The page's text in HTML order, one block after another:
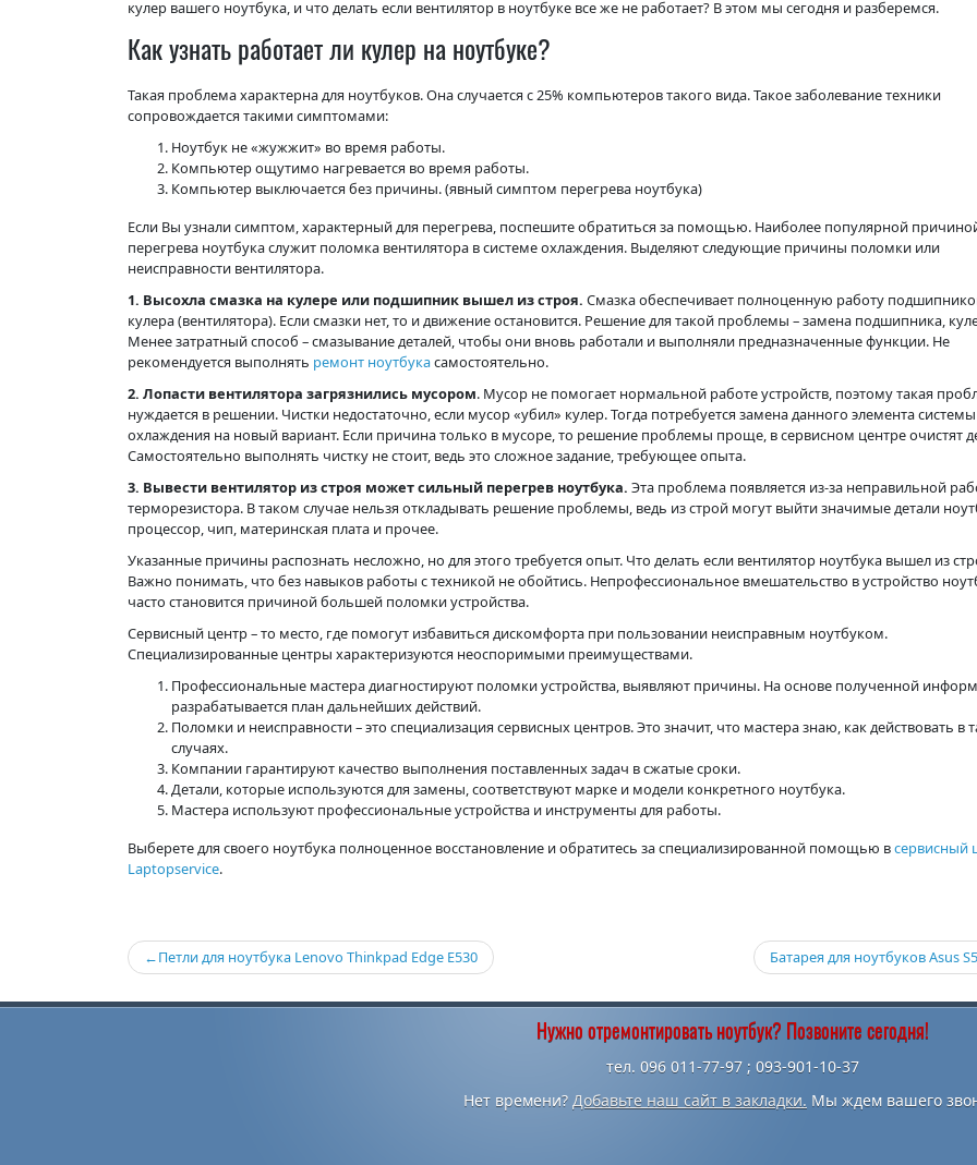
кулер вашего ноутбука, и что делать если вентилятор в ноутбуке все же не работает? В этом мы сегодня и разберемся.
Как узнать работает ли кулер на ноутбуке?
Такая проблема характерна для ноутбуков. Она случается с 25% компьютеров такого вида. Такое заболевание техники
сопровождается такими симптомами:
Ноутбук не «жужжит» во время работы.
Компьютер ощутимо нагревается во время работы.
Компьютер выключается без причины. (явный симптом перегрева ноутбука)
Если Вы узнали симптом, характерный для перегрева, поспешите обратиться за помощью. Наиболее популярной
перегрева ноутбука служит поломка вентилятора в системе охлаждения. Выделяют следующие причины поломки или
неисправности вентилятора.
1. Высохла смазка на кулере или подшипник вышел из строя. Смазка обеспечивает полноценную работу
кулера (вентилятора). Если смазки нет, то и движение остановится. Решение для такой проблемы – замена подшипника,
Менее затратный способ – смазывание деталей, чтобы они вновь работали и выполняли предназначенные функции. Не
рекомендуется выполнять ремонт ноутбукасамостоятельно.
2. Лопасти вентилятора загрязнились мусором. Мусор не помогает нормальной работе устройств, поэтому такая
нуждается в решении. Чистки недостаточно, если мусор «убил» кулер. Тогда потребуется замена данного элемента системы
охлаждения на новый вариант. Если причина только в мусоре, то решение проблемы проще, в сервисном центре очистят
Самостоятельно выполнять чистку не стоит, ведь это сложное задание, требующее опыта.
3. Вывести вентилятор из строя может сильный перегрев ноутбука. Эта проблема появляется из-за неправильной
терморезистора. В таком случае нельзя откладывать решение проблемы, ведь из строй могут выйти значимые детали
процессор, чип, материнская плата и прочее.
Указанные причины распознать несложно, но для этого требуется опыт. Что делать если вентилятор ноутбука вышел из
Важно понимать, что без навыков работы с техникой не обойтись. Непрофессиональное вмешательство в устройство
часто становится причиной большей поломки устройства.
Сервисный центр – то место, где помогут избавиться дискомфорта при пользовании неисправным ноутбуком.
Специализированные центры характеризуются неоспоримыми преимуществами.
Профессиональные мастера диагностируют поломки устройства, выявляют причины. На основе полученной
разрабатывается план дальнейших действий.
Поломки и неисправности – это специализация сервисных центров. Это значит, что мастера знаю, как действовать в
случаях.
Компании гарантируют качество выполнения поставленных задач в сжатые сроки.
Детали, которые используются для замены, соответствуют марке и модели конкретного ноутбука.
Мастера используют профессиональные устройства и инструменты для работы.
Выберете для своего ноутбука полноценное восстановление и обратитесь за специализированной помощью всервисный
Laptopservice.
Навигация
записям
Петли для ноутбука Lenovo Thinkpad Edge E530 Батарея для ноутбуков Asus
Нужно отремонтировать ноутбук? Позвоните сегодня!
тел. 096 011-77-97 ; 093-901-10-37
Нет времени? Добавьте наш сайт в закладки. Мы ждем вашего